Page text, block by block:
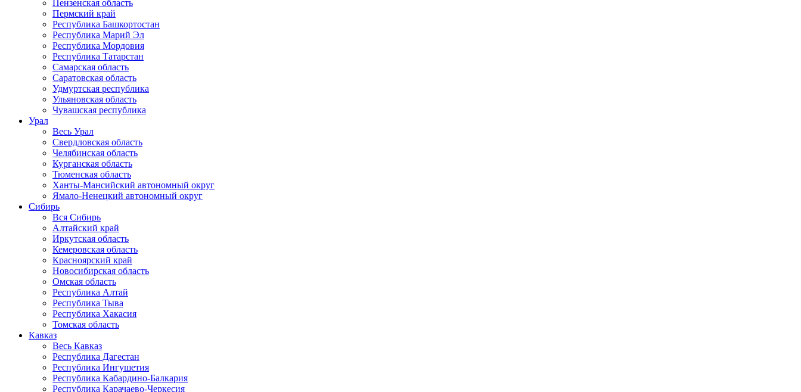
Пензенская область
Пермский край
Республика Башкортостан
Республика Марий Эл
Республика Мордовия
Республика Татарстан
Самарская область
Саратовская область
Удмуртская республика
Ульяновская область
Чувашская республика
Урал
Весь Урал
Свердловская область
Челябинская область
Курганская область
Тюменская область
Ханты-Мансийский автономный округ
Ямало-Ненецкий автономный округ
Сибирь
Вся Сибирь
Алтайский край
Иркутская область
Кемеровская область
Красноярский край
Новосибирская область
Омская область
Республика Алтай
Республика Тыва
Республика Хакасия
Томская область
Кавказ
Весь Кавказ
Республика Дагестан
Республика Ингушетия
Республика Кабардино-Балкария
Республика Карачаево-Черкесия